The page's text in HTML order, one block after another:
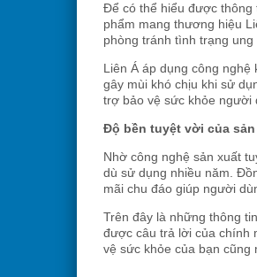
Để có thể hiểu được thông
phẩm mang thương hiệu
phòng tránh tình trạng
Liên Á áp dụng công
gây mùi khó chịu khi sử
trợ bảo vệ sức khỏe người
Độ bền tuyệt vời của sản
Nhờ công nghệ sản xuất
dù sử dụng nhiều năm.
mãi chu đáo giúp người
Trên đây là những thông
được câu trả lời của chính
vệ sức khỏe của bạn cũng